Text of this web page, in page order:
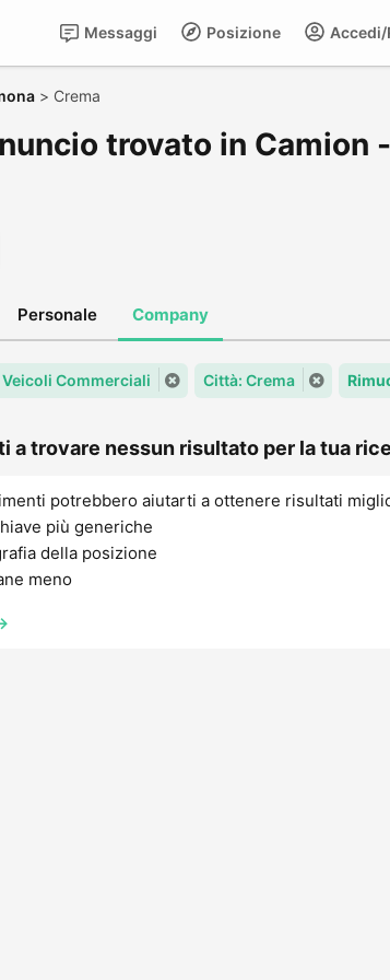
Posizione
Messaggi
> Crema
trovato in Camion
Personale Company
Commerciali Città: Crema
a trovare nessun risultato per la tua
potrebbero aiutarti a ottenere risultati
più generiche
della posizione
meno